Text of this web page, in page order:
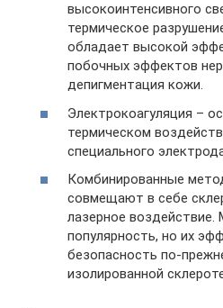
высокоинтенсивного
термическое
обладает высокой
побочных эффектов
депигментация кожи.
Электрокоагуляция –
термическом
специального
Комбинированные
совмещают в себе
лазерное
популярность, но их
безопасность по-
изолированной